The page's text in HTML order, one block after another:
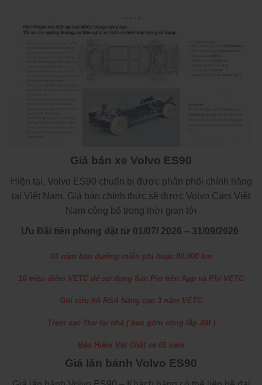
Giá bán xe Volvo ES90
Hiện tại, Volvo ES90 chuẩn bị được phân phối chính hãng
tại Việt Nam. Giá bán chính thức sẽ được Volvo Cars Việt
Nam công bố trong thời gian tới
Ưu Đãi tiên phong đặt từ 01/07/ 2026 – 31/09/2026
03 năm bảo dưỡng miễn phí hoặc 90.000 km
10 triệu điểm VETC để sử dụng Sạc Pin trên App và Phí VETC
Gói cứu hộ RSA Nâng cao 3 năm VETC
Trạm sạc 7kw tại nhà ( bao gồm công lắp đặt )
Bảo Hiểm Vật Chất xe 01 năm
Giá lăn bánh Volvo ES90